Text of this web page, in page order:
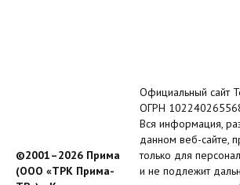
©2001–2026 Прима
(ООО «ТРК Прима-
Официальный сайт
ОГРН
Вся информация,
данном веб-сайте,
только для
и не подлежит